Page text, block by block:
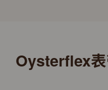
Oysterflex